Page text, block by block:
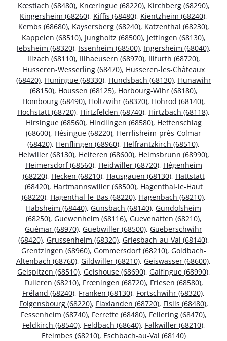
Kœstlach (68480), Knœringue (68220), Kirchberg (68290),
Kingersheim (68260), Kiffis (68480), Kientzheim (68240),
Kembs (68680), Kaysersberg (68240), Katzenthal (68230),
Kappelen (68510), Jungholtz (68500), Jettingen (68130),
Jebsheim (68320), Issenheim (68500), Ingersheim (68040),
Illzach (68110), Illhaeusern (68970), Illfurth (68720),
Husseren-Wesserling (68470), Husseren-les-Châteaux
(68420), Huningue (68330), Hundsbach (68130), Hunawihr
(68150), Houssen (68125), Horbourg-Wihr (68180),
Hombourg (68490), Holtzwihr (68320), Hohrod (68140),
Hochstatt (68720), Hirtzfelden (68740), Hirtzbach (68118),
Hirsingue (68560), Hindlingen (68580), Hettenschlag
(68600), Hésingue (68220), Herrlisheim-près-Colmar
(68420), Henflingen (68960), Helfrantzkirch (68510),
Heiwiller (68130), Heiteren (68600), Heimsbrunn (68990),
Heimersdorf (68560), Heidwiller (68720), Hégenheim
(68220), Hecken (68210), Hausgauen (68130), Hattstatt
(68420), Hartmannswiller (68500), Hagenthal-le-Haut
(68220), Hagenthal-le-Bas (68220), Hagenbach (68210),
Habsheim (68440), Gunsbach (68140), Gundolsheim
(68250), Guewenheim (68116), Guevenatten (68210),
Guémar (68970), Guebwiller (68500), Gueberschwihr
(68420), Grussenheim (68320), Griesbach-au-Val (68140),
Grentzingen (68960), Gommersdorf (68210), Goldbach-
Altenbach (68760), Gildwiller (68210), Geiswasser (68600),
Geispitzen (68510), Geishouse (68690), Galfingue (68990),
Fulleren (68210), Frœningen (68720), Friesen (68580),
Fréland (68240), Franken (68130), Fortschwihr (68320),
Folgensbourg (68220), Flaxlanden (68720), Fislis (68480),
Fessenheim (68740), Ferrette (68480), Fellering (68470),
Feldkirch (68540), Feldbach (68640), Falkwiller (68210),
Eteimbes (68210), Eschbach-au-Val (68140)